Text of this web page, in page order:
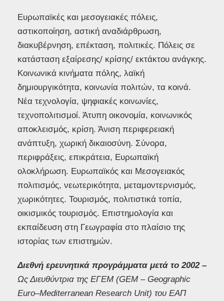
Ευρωπαϊκές και μεσογειακές πόλεις,
αστικοποίηση, αστική αναδιάρθρωση,
διακυβέρνηση, επέκταση, πολιτικές. Πόλεις σε
κατάσταση εξαίρεσης/ κρίσης/ εκτάκτου ανάγκης.
Κοινωνικά κινήματα πόλης, λαϊκή
δημιουργικότητα, κοινωνία πολιτών, τα κοινά.
Νέα τεχνολογία, ψηφιακές κοινωνίες,
τεχνοπολιτισμοί. Άτυπη οικονομία, κοινωνικός
αποκλεισμός, κρίση. Άνιση περιφερειακή
ανάπτυξη, χωρική δικαιοσύνη. Σύνορα,
περιφράξεις, επικράτεια, Ευρωπαϊκή
ολοκλήρωση. Ευρωπαϊκός και Μεσογειακός
πολιτισμός, νεωτερικότητα, μεταμοντερνισμός,
χωρικότητες. Τουρισμός, πολιτιστικά τοπία,
οικισμικός τουρισμός. Επιστημολογία και
εκπαίδευση στη Γεωγραφία στο πλαίσιο της
ιστορίας των επιστημών.
Διεθνή ερευνητικά προγράμματα μετά το 2002 –
Ως Διευθύντρια της ΕΓΕΜ (GEM – Geographic
Euro–Mediterranean Research Unit) του ΕΑΠ